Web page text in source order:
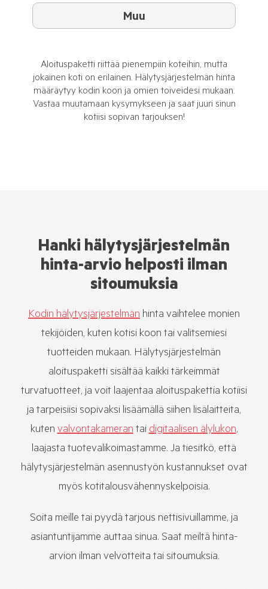
Muu
Aloituspaketti riittää pienempiin koteihin, mutta
jokainen koti on erilainen. Hälytysjärjestelmän hinta
määräytyy kodin koon ja omien toiveidesi mukaan.
Vastaa muutamaan kysymykseen ja saat juuri sinun
kotiisi sopivan tarjouksen!
Hanki hälytysjärjestelmän
hinta-arvio helposti ilman
sitoumuksia
Kodin hälytysjärjestelmän hinta vaihtelee monien
tekijöiden, kuten kotisi koon tai valitsemiesi
tuotteiden mukaan. Hälytysjärjestelmän
aloituspaketti sisältää kaikki tärkeimmät
turvatuotteet, ja voit laajentaa aloituspakettia kotiisi
ja tarpeisiisi sopivaksi lisäämällä siihen lisälaitteita,
kuten valvontakameran tai digitaalisen älylukon,
laajasta tuotevalikoimastamme. Ja tiesitkö, että
hälytysjärjestelmän asennustyön kustannukset ovat
myös kotitalousvähennyskelpoisia.
Soita meille tai pyydä tarjous nettisivuillamme, ja
asiantuntijamme auttaa sinua. Saat meiltä hinta-
arvion ilman velvotteita tai sitoumuksia.